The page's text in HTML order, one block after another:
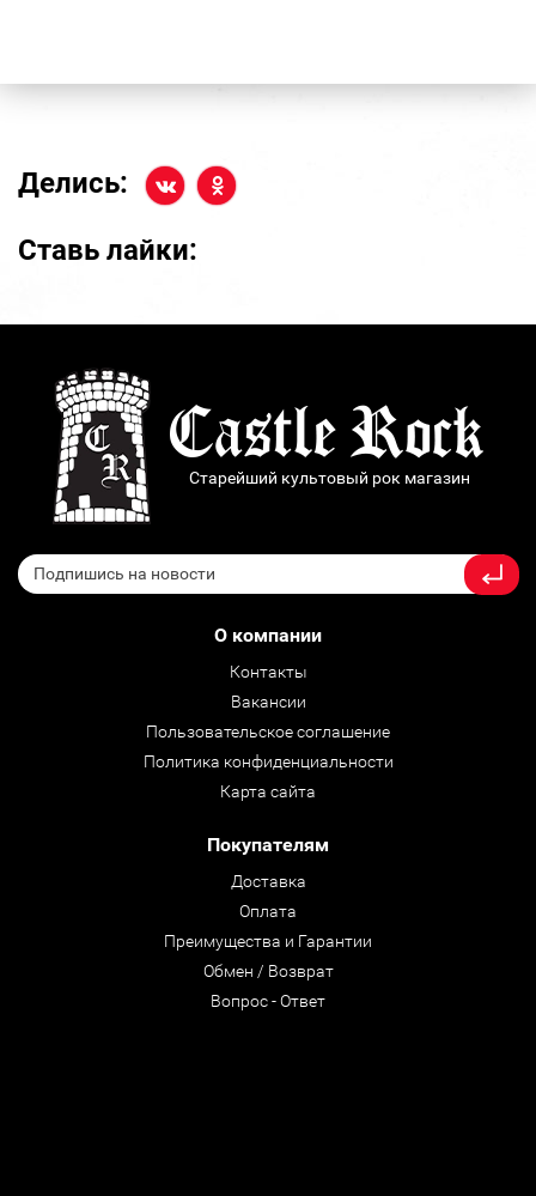
Делись:
Ставь лайки:
Старейший культовый рок магазин
О компании
Контакты
Вакансии
Пользовательское соглашение
Политика конфиденциальности
Карта сайта
Покупателям
Доставка
Оплата
Преимущества и Гарантии
Обмен / Возврат
Вопрос - Ответ